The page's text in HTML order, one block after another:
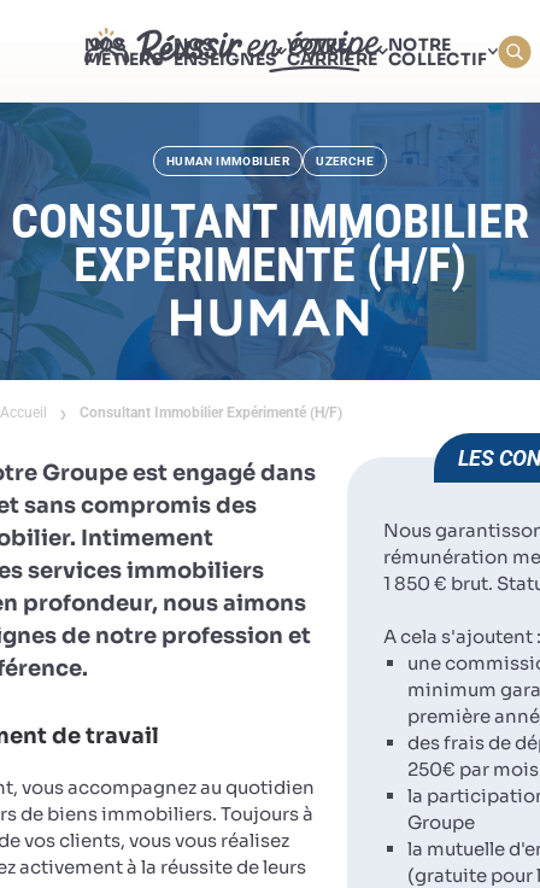
NOS
MÉTIERS
NOS
ENSEIGNES
VOTRE
CARRIÈRE
NOTRE
COLLECTIF
HUMAN IMMOBILIER UZERCHE
CONSULTANT IMMOBILIER
EXPÉRIMENTÉ (H/F)
Accueil Consultant Immobilier Expérimenté (H/F)
Groupe est engagé dans
sans compromis des
Intimement
services immobiliers
profondeur, nous aimons
de notre profession et
de travail
vous accompagnez au quotidien
de biens immobiliers. Toujours à
vos clients, vous vous réalisez
activement à la réussite de leurs
LES
Nous
rémunération
1 850 € brut.
A cela s'ajoutent :
une
minimum
première
des frais de
250€ par mois
la
Groupe
la mutuelle
(gratuite pour